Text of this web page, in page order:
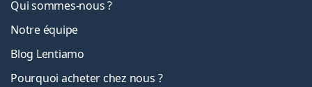
Qui sommes-nous ?
Notre équipe
Blog Lentiamo
Pourquoi acheter chez nous ?